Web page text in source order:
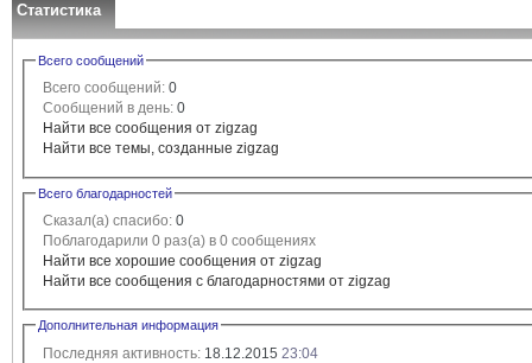
Статистика
Всего сообщений
Всего сообщений: 0
Сообщений в день: 0
Найти все сообщения от zigzag
Найти все темы, созданные zigzag
Всего благодарностей
Сказал(а) спасибо: 0
Поблагодарили 0 раз(а) в 0 сообщениях
Найти все хорошие сообщения от zigzag
Найти все сообщения с благодарностями от zigzag
Дополнительная информация
Последняя активность: 18.12.2015 23:04